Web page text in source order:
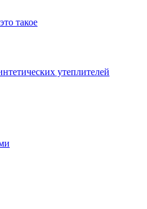
такое
утеплителей